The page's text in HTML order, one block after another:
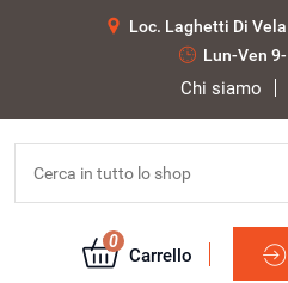
Loc. Laghetti Di
Lun-Ven
Chi siamo
0
Carrello